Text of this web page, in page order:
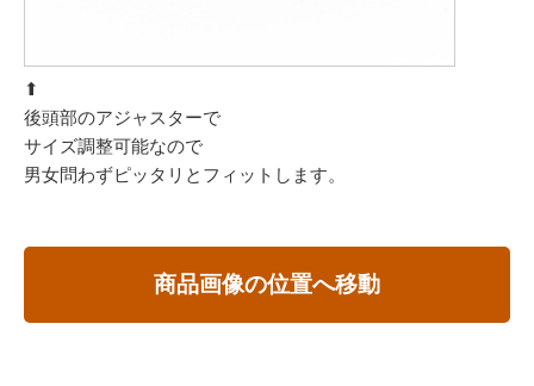
⬆︎
後頭部のアジャスターで
サイズ調整可能なので
男女問わずピッタリとフィットします。
商品画像の位置へ移動